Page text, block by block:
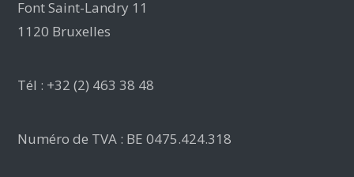
Font Saint-Landry 11
1120 Bruxelles
Tél : +32 (2) 463 38 48
Numéro de TVA : BE 0475.424.318